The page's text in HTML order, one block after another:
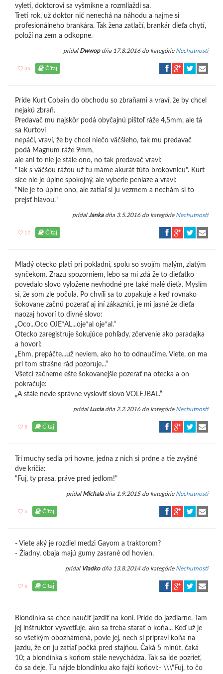
vyletí, doktorovi sa vyšmikne a rozmliaždi sa.
Tretí rok, už doktor nič nenechá na náhodu a najme si
profesionálneho brankára. Tak žena zatlačí, brankár dieťa chytí,
položí na zem a odkopne.
pridal Dwwopdňa 17.8.2016 do kategórie Nechutnosti
36 Čítaj
Príde Kurt Cobain do obchodu so zbraňami a vraví, že by chcel
nejakú zbraň.
Predavač mu najskôr podá obyčajnú pištoľ ráže 4,5mm, ale tá
sa Kurtovi
nepáči, vraví, že by chcel niečo väčšieho, tak mu predavač
podá Magnum ráže 9mm,
ale ani to nie je stále ono, no tak predavač vraví:
"Tak s väčšou rážou už tu máme akurát túto brokovnicu". Kurt
síce nie je úplne spokojný, ale vyberie peniaze a vraví:
"Nie je to úplne ono, ale zatiaľ si ju vezmem a nechám si to
prejsť hlavou."
pridalJankadňa 3.5.2016 do kategórie Nechutnosti
17 Čítaj
Mladý otecko platí pri pokladni, spolu so svojím malým, zlatým
synčekom. Zrazu spozorniem, lebo sa mi zdá že to dieťatko
povedalo slovo vyložene nevhodné pre také malé dieťa. Myslím
si, že som zle počula. Po chvíli sa to zopakuje a keď rovnako
šokovane začnú pozerať aj iní zákazníci, je mi jasné že dieťa
naozaj hovorí to divné slovo:
„Oco...Oco OJE*AL...oje*al oje*al.“
Otecko zaregistruje šokujúce pohľady, zčervenie ako paradajka
a hovorí:
„Ehm, prepáčte...už neviem, ako ho to odnaučíme. Viete, on ma
pri tom strašne rád pozoruje...“
Všetci začneme ešte šokovanejšie pozerať na otecka a on
pokračuje:
„A stále nevie správne vysloviť slovo VOLEJBAL.“
pridal Luciadňa 2.2.2016 do kategórie Nechutnosti
5 Čítaj
Tri muchy sedia pri hovne, jedna z nich si prdne a tie zvyšné
dve kričia:
"Fuj, ty prasa, práve pred jedlom!"
pridal Michaladňa 1.9.2015 do kategórie Nechutnosti
6 Čítaj
- Viete aký je rozdiel medzi Gayom a traktorom?
- Žiadny, obaja majú gumy zasrané od hovien.
pridal Vladkodňa 13.8.2014 do kategórie Nechutnosti
6 Čítaj
Blondínka sa chce naučiť jazdiť na koni. Príde do jazdiarne. Tam
jej inštruktor vysvetľuje, ako sa treba starať o koňa... Keď už je
so všetkým oboznámená, povie jej, nech si pripraví koňa na
jazdu, že on ju zatiaľ počká pred stajňou. Čaká 5 minút, čaká
10; a blondínka s koňom stále nevychádza. Tak sa ide pozrieť,
čo sa deje. Tu nájde blondínku ako fajčí koňovi:- \\\"Fuj, to čo